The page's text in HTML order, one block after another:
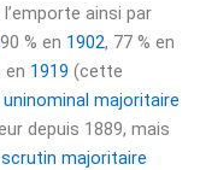
ainsi par
% en 1902, 77 % en
en 1919 (cette
majoritaire
depuis 1889, mais
scrutin majoritaire